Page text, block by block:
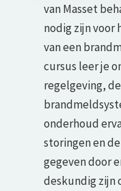
van Masset
nodig zijn voor
van een
cursus leer je
regelgeving,
onderhoud
storingen en
gegeven door
deskundig zijn